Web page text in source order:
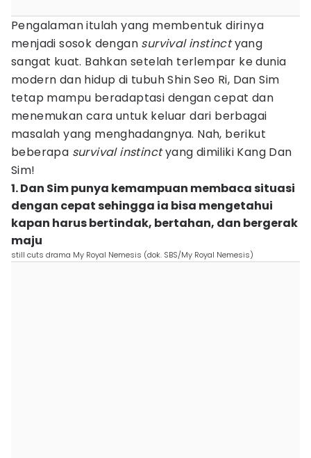
Pengalaman itulah yang membentuk dirinya
menjadi sosok dengan survival instinctyang
sangat kuat. Bahkan setelah terlempar ke dunia
modern dan hidup di tubuh Shin Seo Ri, Dan Sim
tetap mampu beradaptasi dengan cepat dan
menemukan cara untuk keluar dari berbagai
masalah yang menghadangnya. Nah, berikut
beberapa survival instinctyang dimiliki Kang Dan
Sim!
1. Dan Sim punya kemampuan membaca situasi
dengan cepat sehingga ia bisa mengetahui
kapan harus bertindak, bertahan, dan bergerak
maju
still cuts drama My Royal Nemesis (dok. SBS/My Royal Nemesis)